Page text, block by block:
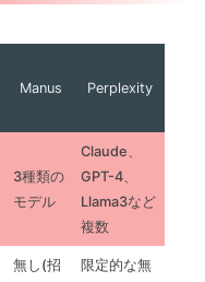
Manus Perplexity
3種類の
モデル
Claude、
GPT-4、
Llama3など
複数
無し(招
限定的な無